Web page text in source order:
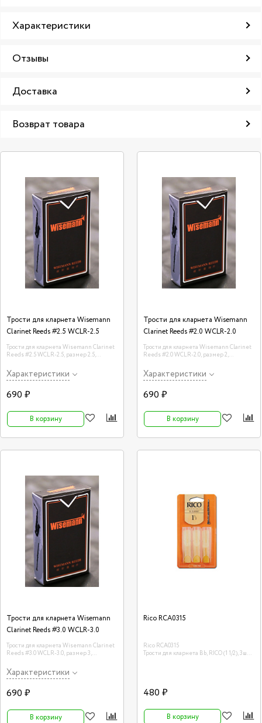
Характеристики
Отзывы
Доставка
Возврат товара
Трости для кларнета Wisemann
Clarinet Reeds #2.5 WCLR-2.5
Трости для кларнета Wisemann Clarinet
Reeds #2.5 WCLR-2.5, размер 2.5,
Характеристики
690 ₽
В корзину
Трости для кларнета Wisemann
Clarinet Reeds #2.0 WCLR-2.0
Трости для кларнета Wisemann Clarinet
Reeds #2.0 WCLR-2.0, размер 2,
Характеристики
690 ₽
В корзину
Трости для кларнета Wisemann
Clarinet Reeds #3.0 WCLR-3.0
Трости для кларнета Wisemann Clarinet
Reeds #3.0 WCLR-3.0, размер 3,
Характеристики
690 ₽
В корзину
Rico RCA0315
Rico RCA0315
Трости для кларнета Bb, RICO (1 1/2), 3шт.
480 ₽
В корзину